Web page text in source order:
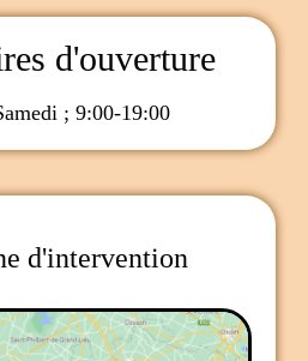
d'ouverture
; 9:00-19:00
d'intervention